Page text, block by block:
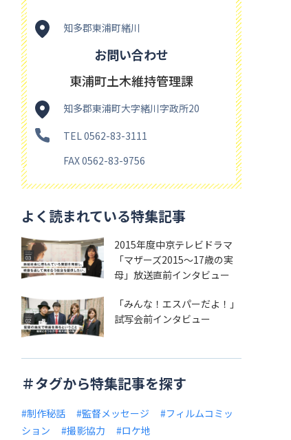
知多郡東浦町緒川
お問い合わせ
東浦町土木維持管理課
知多郡東浦町大字緒川字政所20
TEL 0562-83-3111
FAX 0562-83-9756
よく読まれている特集記事
2015年度中京テレビドラマ
「マザーズ2015～17歳の実
母」放送直前インタビュー
「みんな！エスパーだよ！」
試写会前インタビュー
＃タグから特集記事を探す
#制作秘話 #監督メッセージ
#フィルムコミッ
ション
#撮影協力 #ロケ地